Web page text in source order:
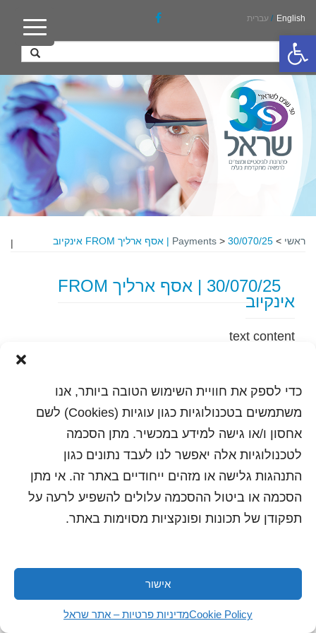
פתח סרגל נגישות
כדי לספק את חוויית השימוש הטובה ביותר, אנו
משתמשים בטכנולוגיות כגון עוגיות (Cookies) לשם
אחסון ו/או גישה למידע במכשיר. מתן הסכמה
לטכנולוגיות אלה יאפשר לנו לעבד נתונים כגון
התנהגות גלישה או מזהים ייחודיים באתר זה. אי מתן
הסכמה או ביטול ההסכמה עלולים להשפיע לרעה על
תפקודן של תכונות ופונקציות מסוימות באתר.
אישור
Cookie Policyמדיניות פרטיות – אתר שראל
English
/ עברית
ראשי >
Payments > 30/070/25 | אסף ארליך FROM אינקיוב |
30/070/25 | אסף ארליך FROM
אינקיוב
text content
כל הזכויות שמורות לשראל 2018 | עיצוב ותכנות: סטודיו
"היוצרים"